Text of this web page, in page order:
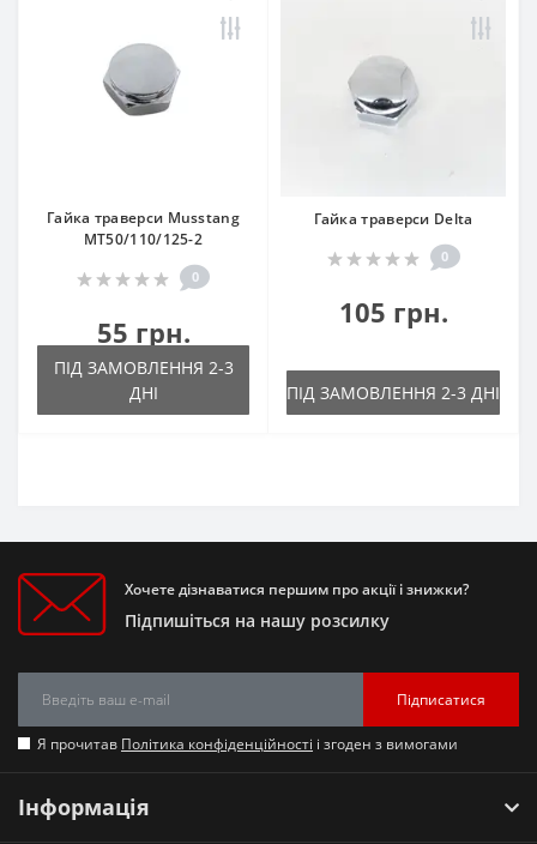
Гайка траверси Musstang
MT50/110/125-2
0
55 грн.
ПІД ЗАМОВЛЕННЯ 2-3
ДНІ
Гайка траверси Delta
0
105 грн.
ПІД ЗАМОВЛЕННЯ 2-3 ДНІ
Хочете дізнаватися першим про акції і знижки?
Підпишіться на нашу розсилку
Підписатися
Я прочитав Політика конфіденційності і згоден з вимогами
Інформація